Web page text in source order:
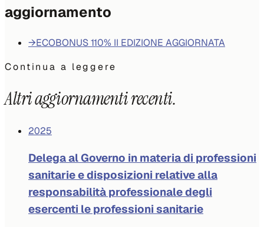
aggiornamento
→ECOBONUS 110% II EDIZIONE AGGIORNATA
Continua a leggere
Altri aggiornamenti recenti.
2025
Delega al Governo in materia di professioni
sanitarie e disposizioni relative alla
responsabilità professionale degli
esercenti le professioni sanitarie